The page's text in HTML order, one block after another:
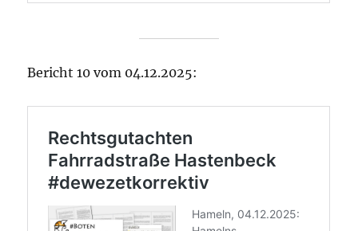
Bericht 10 vom 04.12.2025: